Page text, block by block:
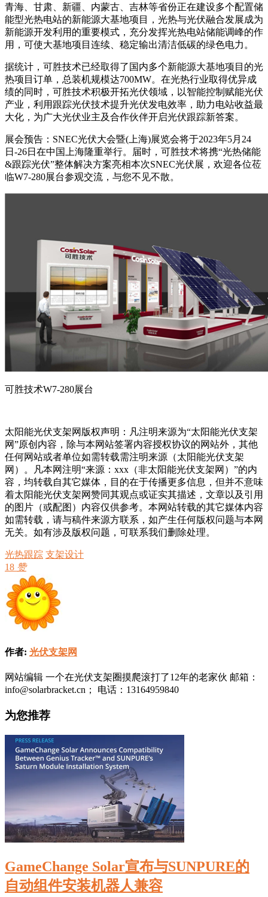
青海、甘肃、新疆、内蒙古、吉林等省份正在建设多个配置储
能型光热电站的新能源大基地项目，光热与光伏融合发展成为
新能源开发利用的重要模式，充分发挥光热电站储能调峰的作
用，可使大基地项目连续、稳定输出清洁低碳的绿色电力。
据统计，可胜技术已经取得了国内多个新能源大基地项目的光
热项目订单，总装机规模达700MW。在光热行业取得优异成
绩的同时，可胜技术积极开拓光伏领域，以智能控制赋能光伏
产业，利用跟踪光伏技术提升光伏发电效率，助力电站收益最
大化，为广大光伏业主及合作伙伴开启光伏跟踪新答案。
展会预告：SNEC光伏大会暨(上海)展览会将于2023年5月24
日-26日在中国上海隆重举行。届时，可胜技术将携“光热储能
&跟踪光伏”整体解决方案亮相本次SNEC光伏展，欢迎各位莅
临W7-280展台参观交流，与您不见不散。
可胜技术W7-280展台
太阳能光伏支架网版权声明：凡注明来源为“太阳能光伏支架
网”原创内容，除与本网站签署内容授权协议的网站外，其他
任何网站或者单位如需转载需注明来源（太阳能光伏支架
网）。凡本网注明“来源：xxx（非太阳能光伏支架网）”的内
容，均转载自其它媒体，目的在于传播更多信息，但并不意味
着太阳能光伏支架网赞同其观点或证实其描述，文章以及引用
的图片（或配图）内容仅供参考。本网站转载的其它媒体内容
如需转载，请与稿件来源方联系，如产生任何版权问题与本网
无关。如有涉及版权问题，可联系我们删除处理。
光热跟踪 支架设计
18 赞
作者: 光伏支架网
网站编辑 一个在光伏支架圈摸爬滚打了12年的老家伙 邮箱：
info@solarbracket.cn； 电话：13164959840
为您推荐
GameChange Solar宣布与SUNPURE的
自动组件安装机器人兼容